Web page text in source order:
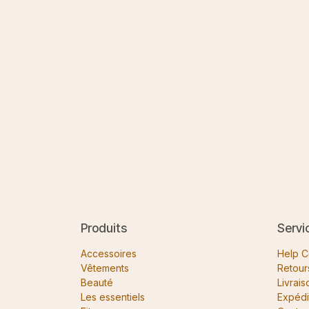
Produits
Accessoires
Vêtements
Beauté
Les essentiels
Help